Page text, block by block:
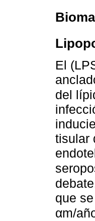
El
del
tisular
que
αm/